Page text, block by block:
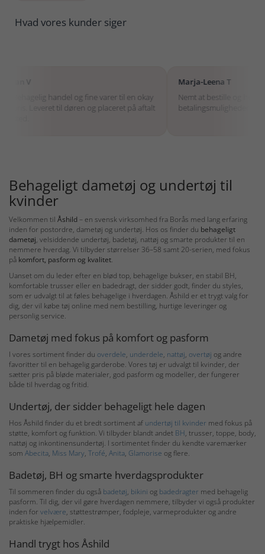
Hvad vores kunder siger
fine varer til en okay
og placeret på aftalt
Nemt at bestille og hurtig levering. Gode
betalingsmuligheder.
Behageligt dametøj og undertøj til
kvinder
Velkommen til Åshild– en svensk virksomhed fra Borås med lang erfaring
inden for postordre, dametøj og undertøj. Hos os finder du behageligt
dametøj, velsiddende undertøj, badetøj, nattøj og smarte produkter til en
nemmere hverdag. Vi tilbyder størrelser 36–58 samt 20-serien, med fokus
på komfort, pasform og kvalitet.
Uanset om du leder efter en blød top, behagelige bukser, en stabil BH,
komfortable trusser eller en badedragt, der sidder godt, finder du styles,
som er udvalgt til at føles behagelige i hverdagen. Åshild er et trygt valg for
dig, der vil købe tøj online med nem bestilling, hurtige leveringer og
personlig service.
Dametøj med fokus på komfort og pasform
I vores sortiment finder du overdele, underdele, nattøj, overtøj og andre
favoritter til en behagelig garderobe. Vores tøj er udvalgt til kvinder, der
sætter pris på bløde materialer, god pasform og modeller, der fungerer
både til hverdag og fritid.
Undertøj, der sidder behageligt hele dagen
Hos Åshild finder du et bredt sortiment af undertøj til kvinder med fokus på
støtte, komfort og funktion. Vi tilbyder blandt andet BH, trusser, toppe, body,
nattøj og inkontinensundertøj. I sortimentet finder du kendte varemærker
som Abecita, Miss Mary, Trofé, Anita, Glamorise og flere.
Badetøj, BH og smarte hverdagsprodukter
Til sommeren finder du også badetøj, bikini og badedragter med behagelig
pasform. Til dig, der vil gøre hverdagen nemmere, tilbyder vi også produkter
inden for velvære, støttestrømper, fodpleje, varmeprodukter og andre
praktiske hjælpemidler.
Handl trygt hos Åshild